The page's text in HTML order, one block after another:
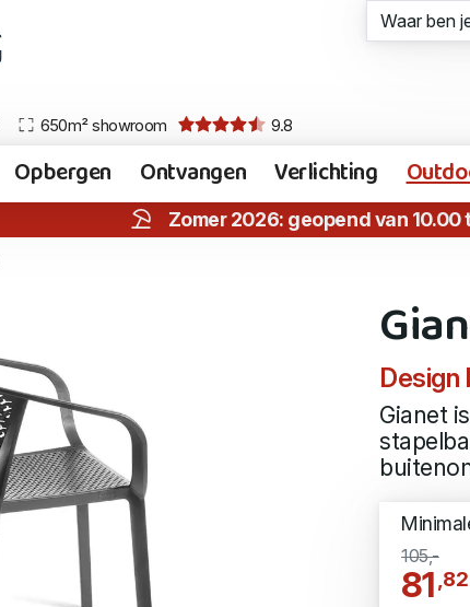
650m² showroom 9.8
Opbergen Ontvangen Verlichting
Zomer 2026: geopend van 10.00
Design
Gianet
105,-
81,82